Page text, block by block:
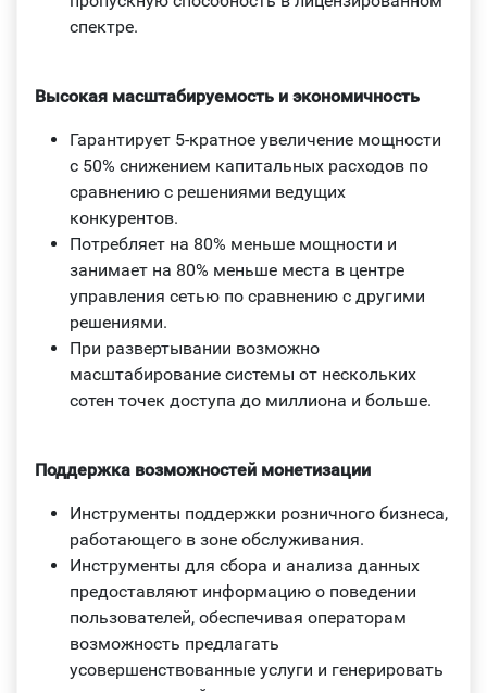
спектре.
Высокая масштабируемость и экономичность
Гарантирует 5-кратное увеличение мощности
с 50% снижением капитальных расходов по
сравнению с решениями ведущих
конкурентов.
Потребляет на 80% меньше мощности и
занимает на 80% меньше места в центре
управления сетью по сравнению с другими
решениями.
При развертывании возможно
масштабирование системы от нескольких
сотен точек доступа до миллиона и больше.
Поддержка возможностей монетизации
Инструменты поддержки розничного бизнеса,
работающего в зоне обслуживания.
Инструменты для сбора и анализа данных
предоставляют информацию о поведении
пользователей, обеспечивая операторам
возможность предлагать
усовершенствованные услуги и генерировать